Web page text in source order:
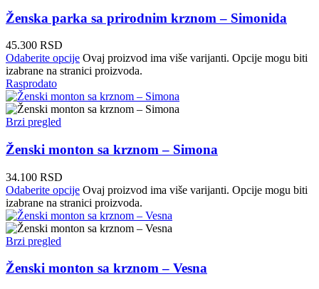
Ženska parka sa prirodnim krznom – Simonida
45.300 RSD
Odaberite opcije Ovaj proizvod ima više varijanti. Opcije mogu biti
izabrane na stranici proizvoda.
Rasprodato
Brzi pregled
Ženski monton sa krznom – Simona
34.100 RSD
Odaberite opcije Ovaj proizvod ima više varijanti. Opcije mogu biti
izabrane na stranici proizvoda.
Brzi pregled
Ženski monton sa krznom – Vesna